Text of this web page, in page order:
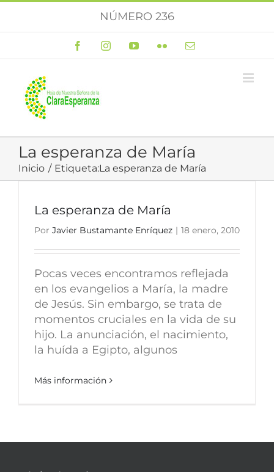
NÚMERO 236
FacebookInstagramYouTubeFlickr Correo
La esperanza de María
Inicio Etiqueta:La esperanza de María
La esperanza de María
Por Javier Bustamante Enríquez | 18 enero, 2010
Pocas veces encontramos reflejada
en los evangelios a María, la madre
de Jesús. Sin embargo, se trata de
momentos cruciales en la vida de su
hijo. La anunciación, el nacimiento,
la huída a Egipto, algunos
Más información